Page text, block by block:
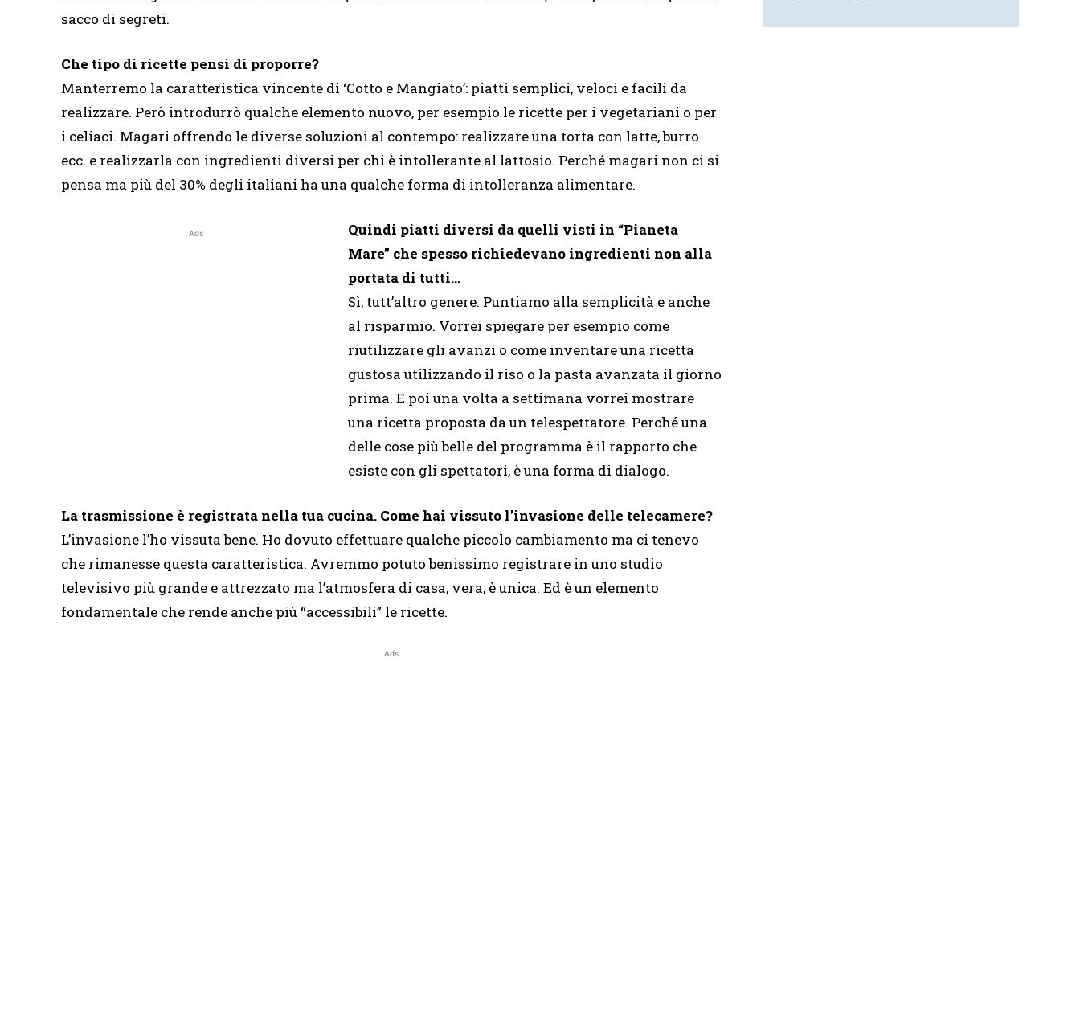
sacco di segreti.
Che tipo di ricette pensi di proporre?
Manterremo la caratteristica vincente di ‘Cotto e Mangiato’: piatti semplici, veloci e facili da
realizzare. Però introdurrò qualche elemento nuovo, per esempio le ricette per i vegetariani o per
i celiaci. Magari offrendo le diverse soluzioni al contempo: realizzare una torta con latte, burro
ecc. e realizzarla con ingredienti diversi per chi è intollerante al lattosio. Perché magari non ci si
pensa ma più del 30% degli italiani ha una qualche forma di intolleranza alimentare.
Ads
Quindi piatti diversi da quelli visti in “Pianeta
Mare” che spesso richiedevano ingredienti non alla
portata di tutti…
Sì, tutt’altro genere. Puntiamo alla semplicità e anche
al risparmio. Vorrei spiegare per esempio come
riutilizzare gli avanzi o come inventare una ricetta
gustosa utilizzando il riso o la pasta avanzata il giorno
prima. E poi una volta a settimana vorrei mostrare
una ricetta proposta da un telespettatore. Perché una
delle cose più belle del programma è il rapporto che
esiste con gli spettatori, è una forma di dialogo.
La trasmissione è registrata nella tua cucina. Come hai vissuto l’invasione delle telecamere?
L’invasione l’ho vissuta bene. Ho dovuto effettuare qualche piccolo cambiamento ma ci tenevo
che rimanesse questa caratteristica. Avremmo potuto benissimo registrare in uno studio
televisivo più grande e attrezzato ma l’atmosfera di casa, vera, è unica. Ed è un elemento
fondamentale che rende anche più “accessibili” le ricette.
Ads